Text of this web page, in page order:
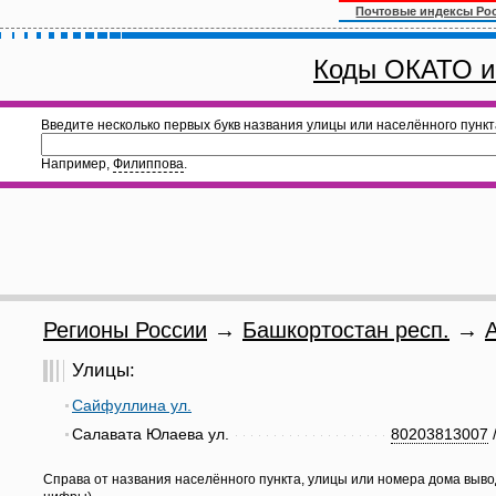
Почтовые индексы
Коды ОКАТО
Введите несколько первых букв названия улицы или населённого
Например, Филиппова.
Регионы России → Башкортостан респ. →
Улицы:
Сайфуллина ул.
80203813007
Салавата Юлаева ул.
Справа от названия населённого пункта, улицы или номера дома